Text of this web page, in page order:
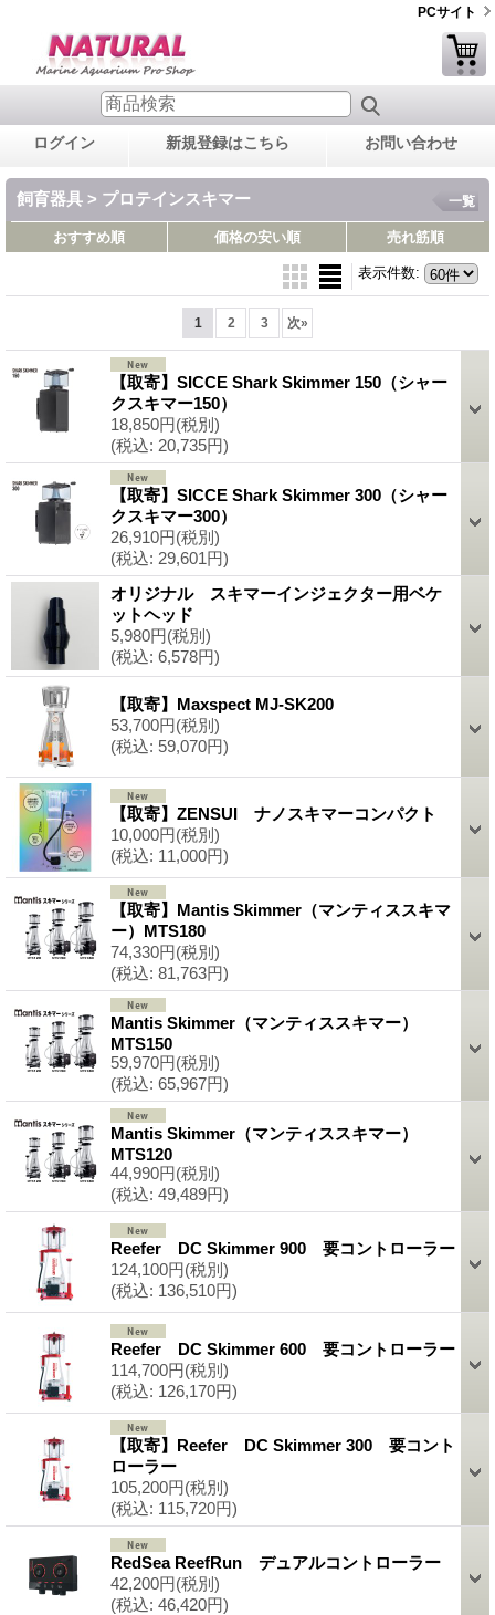
PCサイト
ログイン 新規登録はこちら お問い合わせ
飼育器具 > プロテインスキマー 一覧
おすすめ順 価格の安い順 売れ筋順
表示件数:
1 2 3 次»
【取寄】SICCE Shark Skimmer 150（シャー
クスキマー150）
18,850円(税別)
(税込: 20,735円)
【取寄】SICCE Shark Skimmer 300（シャー
クスキマー300）
26,910円(税別)
(税込: 29,601円)
オリジナル スキマーインジェクター用ベケ
ットヘッド
5,980円(税別)
(税込: 6,578円)
【取寄】Maxspect MJ-SK200
53,700円(税別)
(税込: 59,070円)
【取寄】ZENSUI ナノスキマーコンパクト
10,000円(税別)
(税込: 11,000円)
【取寄】Mantis Skimmer（マンティススキマ
ー）MTS180
74,330円(税別)
(税込: 81,763円)
Mantis Skimmer（マンティススキマー）
MTS150
59,970円(税別)
(税込: 65,967円)
Mantis Skimmer（マンティススキマー）
MTS120
44,990円(税別)
(税込: 49,489円)
Reefer DC Skimmer 900 要コントローラー
124,100円(税別)
(税込: 136,510円)
Reefer DC Skimmer 600 要コントローラー
114,700円(税別)
(税込: 126,170円)
【取寄】Reefer DC Skimmer 300 要コント
ローラー
105,200円(税別)
(税込: 115,720円)
RedSea ReefRun デュアルコントローラー
42,200円(税別)
(税込: 46,420円)